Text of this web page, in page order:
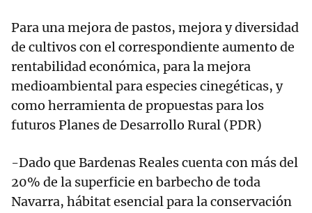
Para una mejora de pastos, mejora y diversidad
de cultivos con el correspondiente aumento de
rentabilidad económica, para la mejora
medioambiental para especies cinegéticas, y
como herramienta de propuestas para los
futuros Planes de Desarrollo Rural (PDR)
-Dado que Bardenas Reales cuenta con más del
20% de la superficie en barbecho de toda
Navarra, hábitat esencial para la conservación